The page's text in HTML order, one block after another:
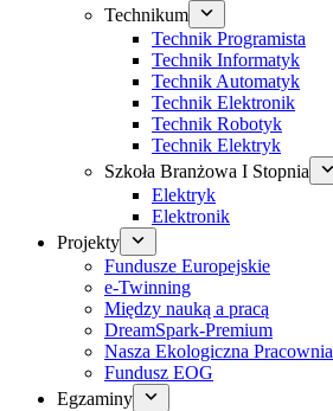
Technikum
Technik Programista
Technik Informatyk
Technik Automatyk
Technik Elektronik
Technik Robotyk
Technik Elektryk
Szkoła Branżowa I Stopnia
Elektryk
Elektronik
Projekty
Fundusze Europejskie
e-Twinning
Między nauką a pracą
DreamSpark-Premium
Nasza Ekologiczna Pracownia
Fundusz EOG
Egzaminy